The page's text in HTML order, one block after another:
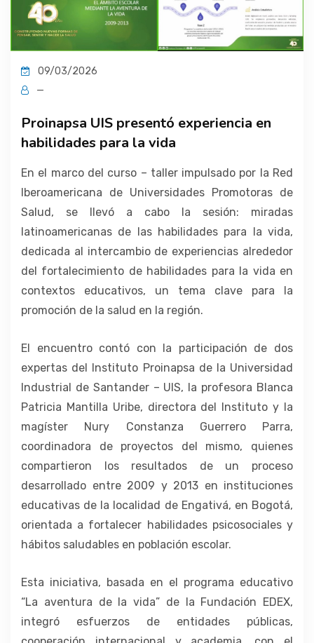
09/03/2026
—
Proinapsa UIS presentó experiencia en
habilidades para la vida
En el marco del curso – taller impulsado por la Red
Iberoamericana de Universidades Promotoras de
Salud, se llevó a cabo la sesión: miradas
latinoamericanas de las habilidades para la vida,
dedicada al intercambio de experiencias alrededor
del fortalecimiento de habilidades para la vida en
contextos educativos, un tema clave para la
promoción de la salud en la región.
El encuentro contó con la participación de dos
expertas del Instituto Proinapsa de la Universidad
Industrial de Santander – UIS, la profesora Blanca
Patricia Mantilla Uribe, directora del Instituto y la
magíster Nury Constanza Guerrero Parra,
coordinadora de proyectos del mismo, quienes
compartieron los resultados de un proceso
desarrollado entre 2009 y 2013 en instituciones
educativas de la localidad de Engativá, en Bogotá,
orientada a fortalecer habilidades psicosociales y
hábitos saludables en población escolar.
Esta iniciativa, basada en el programa educativo
“La aventura de la vida” de la Fundación EDEX,
integró esfuerzos de entidades públicas,